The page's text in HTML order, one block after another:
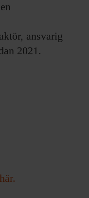
ansvarig
2021.